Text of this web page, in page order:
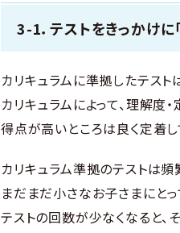
3-1．テストをきっかけに
カリキュラムに準拠したテスト
カリキュラムによって、理解度
得点が高いところは良く定着
カリキュラム準拠のテストは頻
まだまだ小さなお子さまにと
テストの回数が少なくなると、